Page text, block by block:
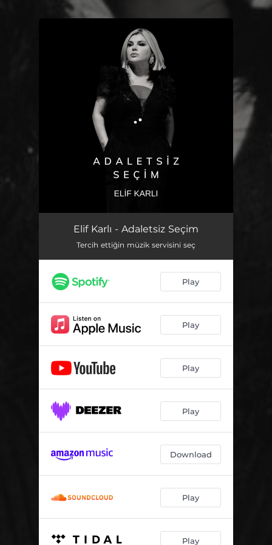
You're all set!
Adaletsiz Seçim
Elif Karlı - Adaletsiz Seçim
Tercih ettiğin müzik servisini seç
Play
Play
Play
Play
Download
Play
Play